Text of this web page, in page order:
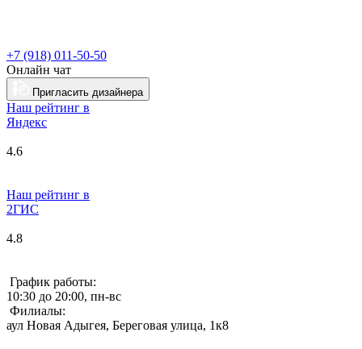
+7 (918) 011-50-50
Онлайн чат
Пригласить дизайнера
Наш рейтинг в
Яндекс
4.6
Наш рейтинг в
2ГИС
4.8
График работы:
10:30 до 20:00, пн-вс
Филиалы:
аул Новая Адыгея, Береговая улица, 1к8